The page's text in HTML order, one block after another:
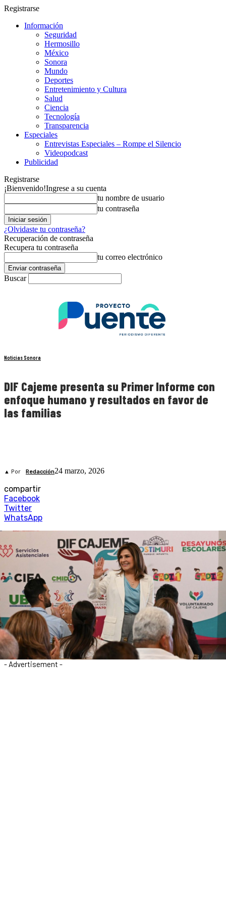
Registrarse
Información
Seguridad
Hermosillo
México
Sonora
Mundo
Deportes
Entretenimiento y Cultura
Salud
Ciencia
Tecnología
Transparencia
Especiales
Entrevistas Especiales – Rompe el Silencio
Videopodcast
Publicidad
Registrarse
¡Bienvenido!Ingrese a su cuenta
tu nombre de usuario
tu contraseña
¿Olvidaste tu contraseña?
Recuperación de contraseña
Recupera tu contraseña
tu correo electrónico
Buscar
Noticias Sonora
DIF Cajeme presenta su Primer Informe con
enfoque humano y resultados en favor de
las familias
▲ Por Redacción24 marzo, 2026
compartir
Facebook
Twitter
WhatsApp
- Advertisement -